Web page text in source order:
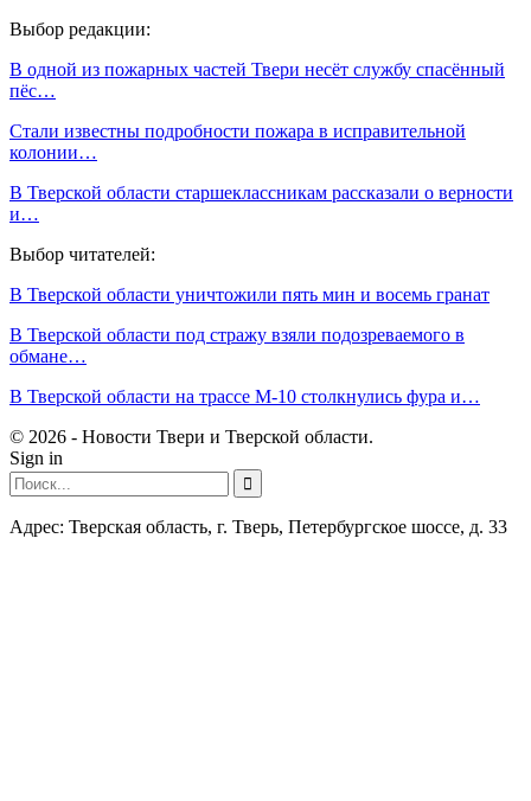
Выбор редакции:
В одной из пожарных частей Твери несёт службу спасённый
пёс…
Стали известны подробности пожара в исправительной
колонии…
В Тверской области старшеклассникам рассказали о верности
и…
Выбор читателей:
В Тверской области уничтожили пять мин и восемь гранат
В Тверской области под стражу взяли подозреваемого в
обмане…
В Тверской области на трассе М-10 столкнулись фура и…
© 2026 - Новости Твери и Тверской области.
Sign in
Адрес: Тверская область, г. Тверь, Петербургское шоссе, д. 33